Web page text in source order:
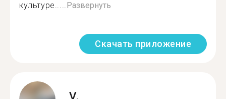
культуре.....Развернуть
Скачать приложение
V.